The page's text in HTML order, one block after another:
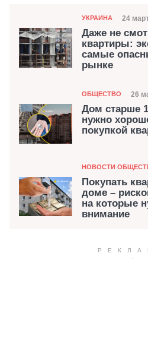
Категория
УКРАИНА Дата
24
Даже не
квартиры:
самые
рынке
Категория
ОБЩЕСТВО 26
Дом старше
нужно
покупкой
Категория
НОВОСТИ
Покупать
доме –
на которые
внимание